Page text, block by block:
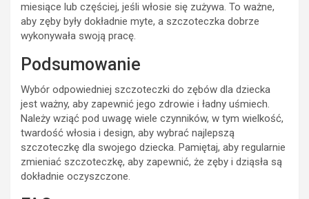
miesiące lub częściej, jeśli włosie się zużywa. To ważne,
aby zęby były dokładnie myte, a szczoteczka dobrze
wykonywała swoją pracę.
Podsumowanie
Wybór odpowiedniej szczoteczki do zębów dla dziecka
jest ważny, aby zapewnić jego zdrowie i ładny uśmiech.
Należy wziąć pod uwagę wiele czynników, w tym wielkość,
twardość włosia i design, aby wybrać najlepszą
szczoteczkę dla swojego dziecka. Pamiętaj, aby regularnie
zmieniać szczoteczkę, aby zapewnić, że zęby i dziąsła są
dokładnie oczyszczone.